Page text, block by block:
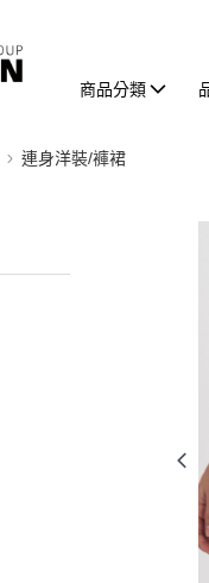
商品分類
連身洋裝/褲裙